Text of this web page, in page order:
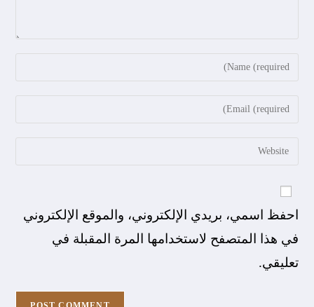
احفظ اسمي، بريدي الإلكتروني، والموقع الإلكتروني
في هذا المتصفح لاستخدامها المرة المقبلة في
تعليقي.